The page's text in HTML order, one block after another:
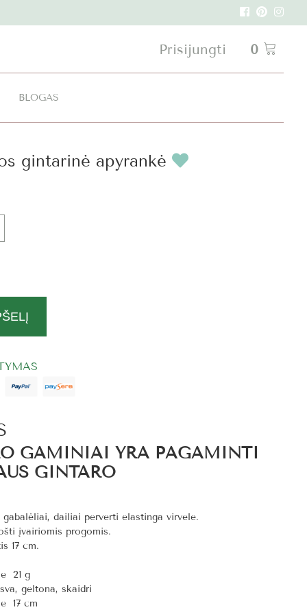
Prisijungti 0
BLOGAS
gintarinė apyrankė
GAMINIAI YRA PAGAMINTI
GINTARO
dailiai perverti elastinga virvele.
įvairiomis progomis.
17 cm.
21 g
geltona, skaidri
17 cm